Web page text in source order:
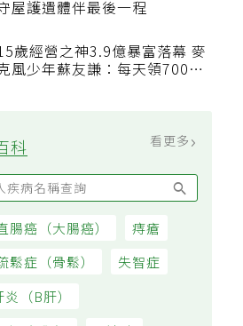
看更多
冷凍蝦出現厚霜大冰塊千萬別買
專家教你挑出緊實鮮甜蝦子
境、景觀
能量棒、提神飲愈吃愈累？醫師
揭越補越慘真相：恐欠下疲勞債